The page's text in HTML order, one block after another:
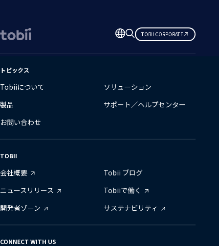
言
語
更
TOBII CORPORATE
トピックス
Tobiiについて
ソリューション
製品
サポート／ヘルプセンター
お問い合わせ
TOBII
会社概要
Tobii ブログ
ニュースリリース
Tobiiで働く
開発者ゾーン
サステナビリティ
CONNECT WITH US